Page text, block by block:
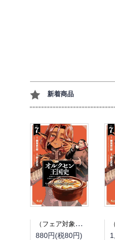
新着商品
（フェア対象商品）【予約】【特典付き】オルクセン王国史~野蛮なオークの国は、如何にして平和なエルフの国を焼き払うに至ったか~ 7（08/25頃発送予定）
880円(税80円)